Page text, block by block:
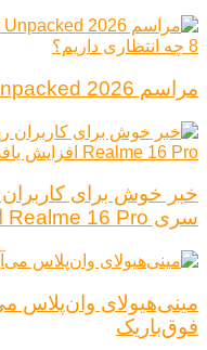
مراسم Galaxy Unpacked 2026
خبر خوش برای کاربران
سری Realme 16 Pro افزایش یافت
مینی‌هیولای وان‌پلاس
فوق‌باریک